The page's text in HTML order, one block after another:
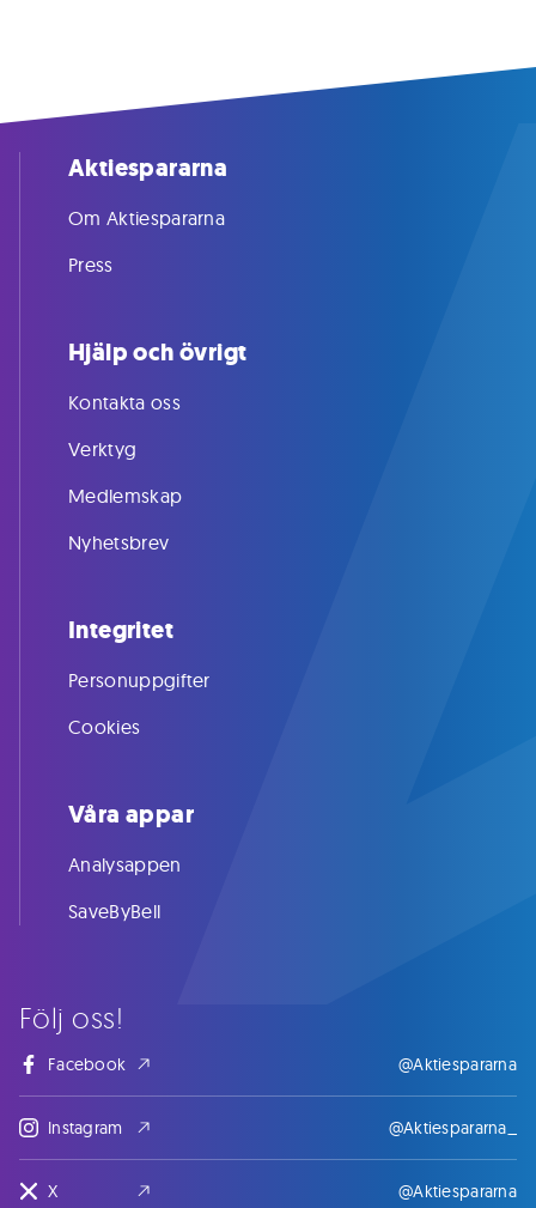
Följ oss!
Facebook @Aktiespararna
Instagram @Aktiespararna_
X @Aktiespararna
Aktiespararna
Om Aktiespararna
Press
Hjälp och övrigt
Kontakta oss
Verktyg
Medlemskap
Nyhetsbrev
Integritet
Personuppgifter
Cookies
Våra appar
Analysappen
SaveByBell